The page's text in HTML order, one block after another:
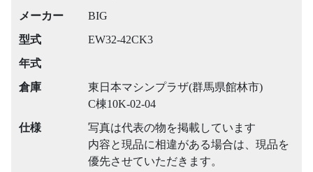
メーカー
BIG
型式
EW32-42CK3
年式
倉庫
東日本マシンプラザ(群馬県館林市)
C棟10K-02-04
仕様
写真は代表の物を掲載しています
内容と現品に相違がある場合は、現品を
優先させていただきます。